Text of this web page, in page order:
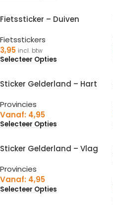
Fietssticker – Duiven
Fietsstickers
3,95 incl. btw
Selecteer Opties
Sticker Gelderland – Hart
Provincies
Vanaf: 4,95
Selecteer Opties
Sticker Gelderland – Vlag
Provincies
Vanaf: 4,95
Selecteer Opties